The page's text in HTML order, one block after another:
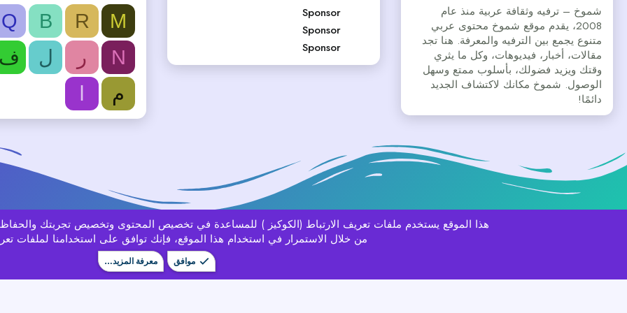
شموخ – ترفيه وثقافة عربية منذ عام
2008، يقدم موقع شموخ محتوى عربي
متنوع يجمع بين الترفيه والمعرفة. هنا تجد
مقالات، أخبار، فيديوهات، وكل ما يثري
وقتك ويزيد فضولك، بأسلوب ممتع وسهل
الوصول. شموخ مكانك لاكتشاف الجديد
دائمًا!
Sponsor
Sponsor
Sponsor
M
R
B
Q
N
ر ل ف
م
هذا الموقع يستخدم ملفات تعريف الارتباط (الكوكيز ) للمساعدة في تخصيص المحتوى وتخصيص تجربتك
من خلال الاستمرار في استخدام هذا الموقع، فإنك توافق على استخدامنا لملفات
موافق معرفة المزيد…